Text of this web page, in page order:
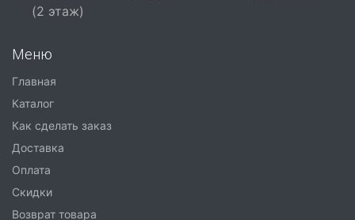
(2 этаж)
Меню
Главная
Каталог
Как сделать заказ
Доставка
Оплата
Скидки
Возврат товара